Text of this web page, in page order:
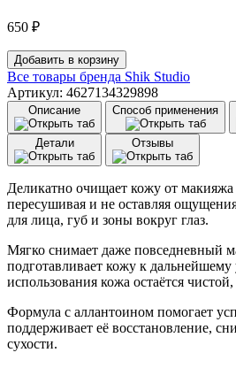
650 ₽
Количество
товара
Мицеллярная
вода
для
снятия
макияжа
Shik
Micellar
Water
Makeup
Remover
(100
мл)
Добавить в корзину
Все товары бренда Shik Studio
Артикул: 4627134329898
Описание Способ применения
Детали Отзывы
Деликатно очищает кожу от макияжа
пересушивая и не оставляя
для лица, губ и зоны вокруг глаз.
Мягко снимает даже повседневный
подготавливает кожу к дальнейшему
использования кожа остаётся
Формула с аллантоином помогает
поддерживает её восстановление,
сухости.